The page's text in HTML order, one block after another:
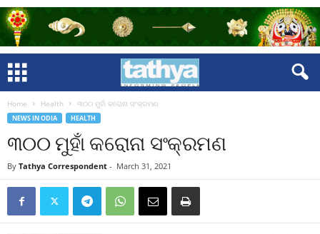
Home Health ୩୦୦ ମୁହାଁ କରୋନା ସଂକ୍ରମଣ
NEWS IN ODIA HEALTH
୩୦୦ ମୁହାଁ କରୋନା ସଂକ୍ରମଣ
By Tathya Correspondent - March 31, 2021